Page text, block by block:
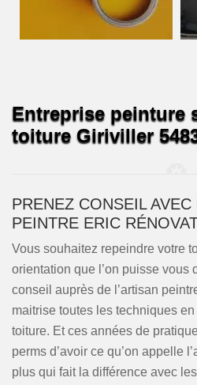
Entreprise peinture
toiture Giriviller
PRENEZ CONSEIL AVEC
PEINTRE ERIC
Vous souhaitez repeindre votre
orientation que l’on puisse vous
conseil auprès de l’artisan
maitrise toutes les techniques
toiture. Et ces années de
perms d’avoir ce qu’on appelle
plus qui fait la différence avec